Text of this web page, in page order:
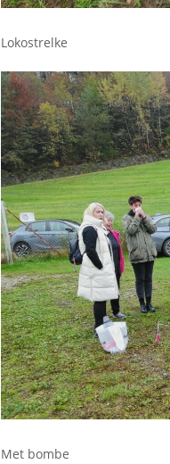
Lokostrelke
Met bombe